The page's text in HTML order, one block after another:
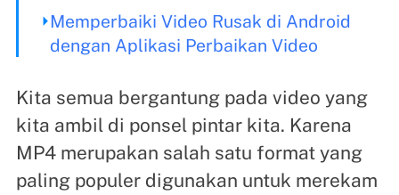
Memperbaiki Video Rusak di Android
dengan Aplikasi Perbaikan Video
Kita semua bergantung pada video yang
kita ambil di ponsel pintar kita. Karena
MP4 merupakan salah satu format yang
paling populer digunakan untuk merekam